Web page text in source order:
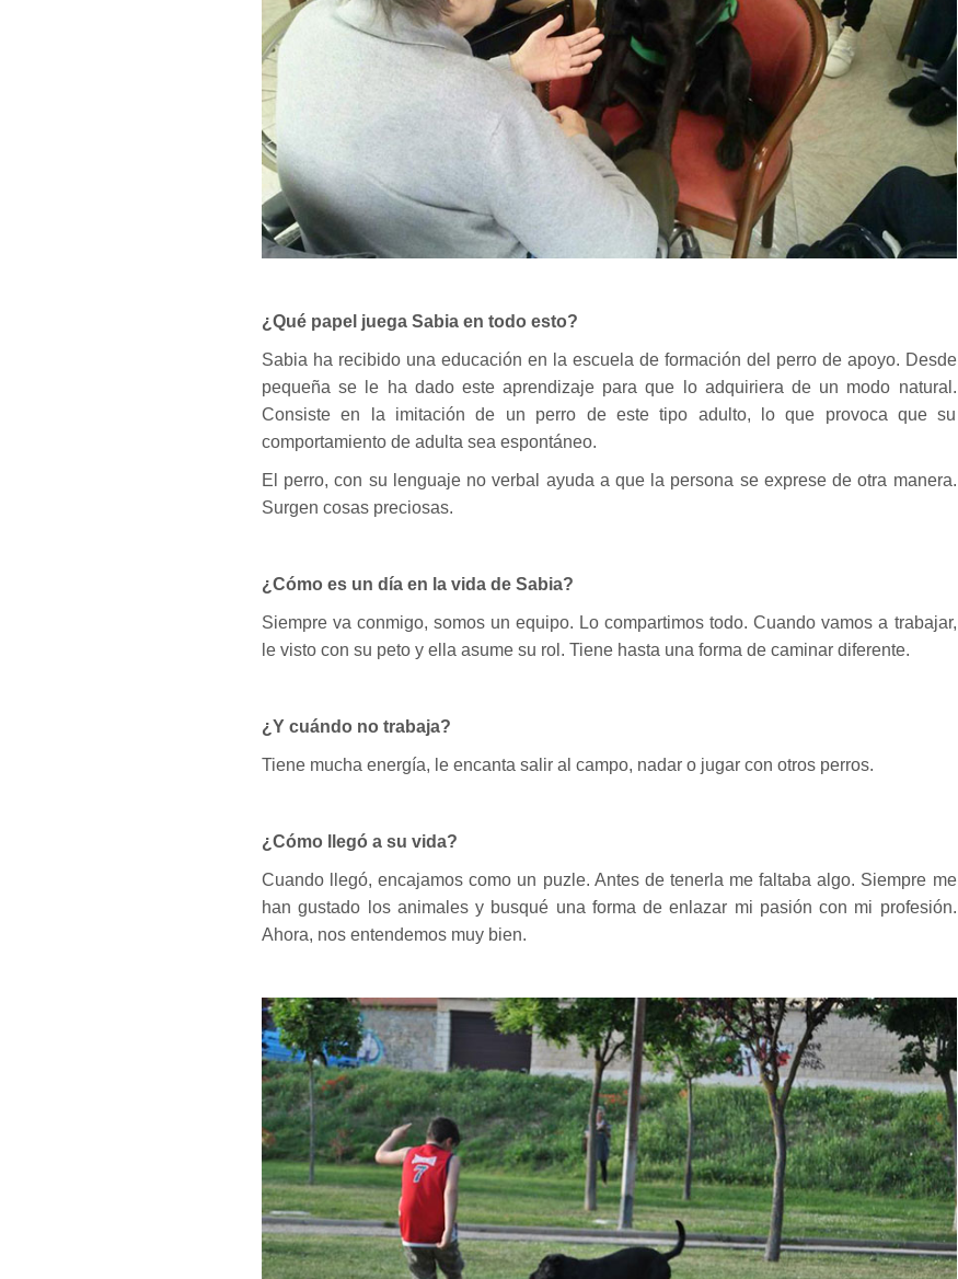
¿Qué papel juega Sabia en todo esto?
Sabia ha recibido una educación en la escuela de formación del perro de apoyo. Desde
pequeña se le ha dado este aprendizaje para que lo adquiriera de un modo natural.
Consiste en la imitación de un perro de este tipo adulto, lo que provoca que su
comportamiento de adulta sea espontáneo.
El perro, con su lenguaje no verbal ayuda a que la persona se exprese de otra manera.
Surgen cosas preciosas.
¿Cómo es un día en la vida de Sabia?
Siempre va conmigo, somos un equipo. Lo compartimos todo. Cuando vamos a trabajar,
le visto con su peto y ella asume su rol. Tiene hasta una forma de caminar diferente.
¿Y cuándo no trabaja?
Tiene mucha energía, le encanta salir al campo, nadar o jugar con otros perros.
¿Cómo llegó a su vida?
Cuando llegó, encajamos como un puzle. Antes de tenerla me faltaba algo. Siempre me
han gustado los animales y busqué una forma de enlazar mi pasión con mi profesión.
Ahora, nos entendemos muy bien.